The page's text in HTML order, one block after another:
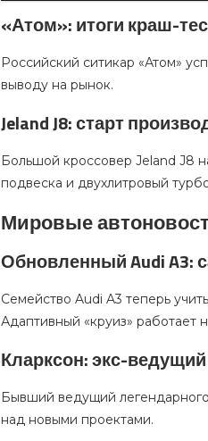
«Атом»: итоги краш-
Российский ситикар «Атом»
выводу на рынок.
Jeland J8: старт
Большой кроссовер Jeland J8
подвеска и двухлитровый
Мировые
Обновленный Audi A3:
Семейство Audi A3 теперь
Адаптивный «круиз» работает
Кларксон: экс-ведущий
Бывший ведущий
над новыми проектами.